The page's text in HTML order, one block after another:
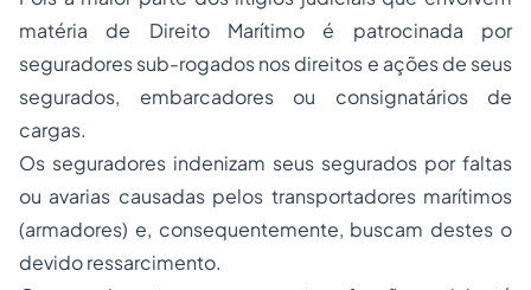
matéria de Direito Marítimo é patrocinada por
seguradores sub-rogados nos direitos e ações de seus
segurados, embarcadores ou consignatários de
cargas.
Os seguradores indenizam seus segurados por faltas
ou avarias causadas pelos transportadores marítimos
(armadores) e, consequentemente, buscam destes o
devido ressarcimento.